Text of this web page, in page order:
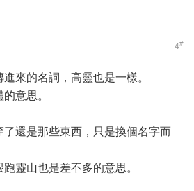
4#
來的名詞，高靈也是一樣。
意思。
還是那些東西，只是換個名字而
靈山也是差不多的意思。